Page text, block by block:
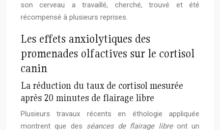
son cerveau a travaillé, cherché, trouvé et été
récompensé à plusieurs reprises.
Les effets anxiolytiques des
promenades olfactives sur le cortisol
canin
La réduction du taux de cortisol mesurée
après 20 minutes de flairage libre
Plusieurs travaux récents en éthologie appliquée
montrent que des séances de flairage libreont un